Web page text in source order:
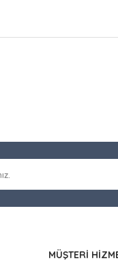
MÜŞTERİ